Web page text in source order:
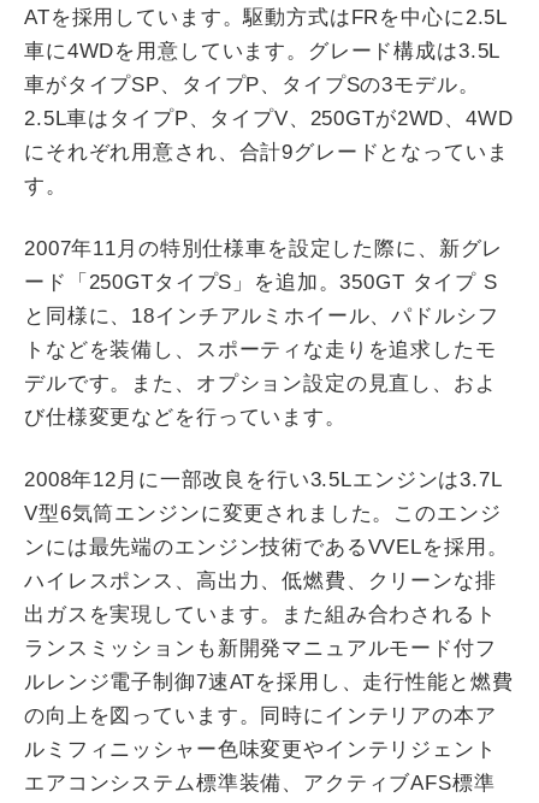
ATを採用しています。駆動方式はFRを中心に2.5L
車に4WDを用意しています。グレード構成は3.5L
車がタイプSP、タイプP、タイプSの3モデル。
2.5L車はタイプP、タイプV、250GTが2WD、4WD
にそれぞれ用意され、合計9グレードとなっていま
す。
2007年11月の特別仕様車を設定した際に、新グレ
ード「250GTタイプS」を追加。350GT タイプ S
と同様に、18インチアルミホイール、パドルシフ
トなどを装備し、スポーティな走りを追求したモ
デルです。また、オプション設定の見直し、およ
び仕様変更などを行っています。
2008年12月に一部改良を行い3.5Lエンジンは3.7L
V型6気筒エンジンに変更されました。このエンジ
ンには最先端のエンジン技術であるVVELを採用。
ハイレスポンス、高出力、低燃費、クリーンな排
出ガスを実現しています。また組み合わされるト
ランスミッションも新開発マニュアルモード付フ
ルレンジ電子制御7速ATを採用し、走行性能と燃費
の向上を図っています。同時にインテリアの本ア
ルミフィニッシャー色味変更やインテリジェント
エアコンシステム標準装備、アクティブAFS標準